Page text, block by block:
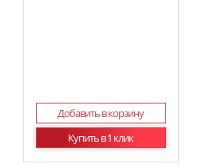
Добавить в корзину
Купить в 1 клик